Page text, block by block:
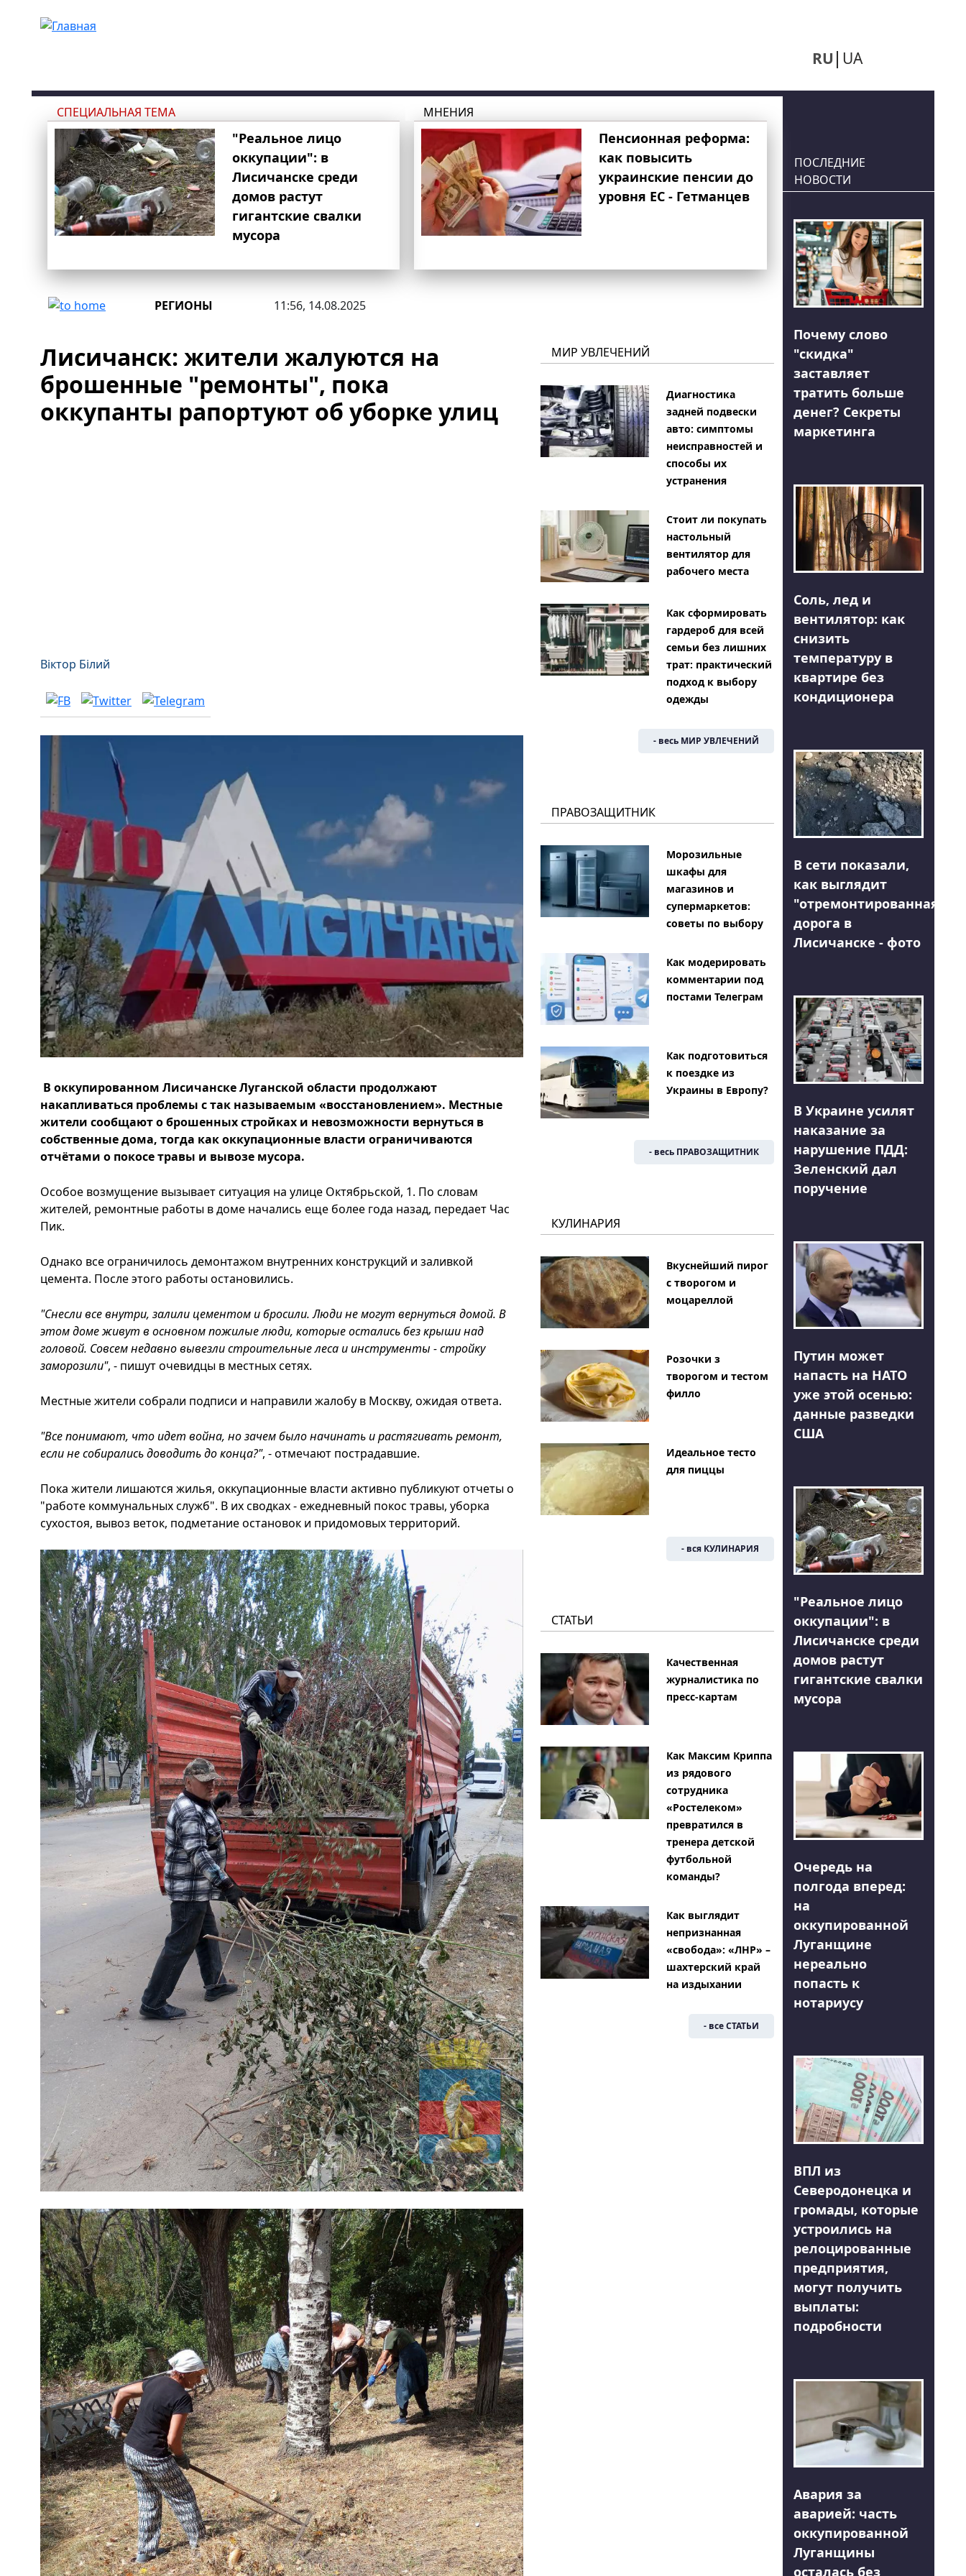
RU UA
СПЕЦИАЛЬНАЯ ТЕМА
"Реальное лицо
оккупации": в
Лисичанске среди
домов растут
гигантские свалки
мусора
МНЕНИЯ
Пенсионная реформа:
как повысить
украинские пенсии до
уровня ЕС - Гетманцев
РЕГИОНЫ 11:56, 14.08.2025
Лисичанск: жители жалуются на
брошенные "ремонты", пока
оккупанты рапортуют об уборке улиц
Віктор Білий
В оккупированном Лисичанске Луганской области продолжают
накапливаться проблемы с так называемым «восстановлением». Местные
жители сообщают о брошенных стройках и невозможности вернуться в
собственные дома, тогда как оккупационные власти ограничиваются
отчётами о покосе травы и вывозе мусора.
Особое возмущение вызывает ситуация на улице Октябрьской, 1. По словам
жителей, ремонтные работы в доме начались еще более года назад, передает Час
Пик.
Однако все ограничилось демонтажом внутренних конструкций и заливкой
цемента. После этого работы остановились.
"Снесли все внутри, залили цементом и бросили. Люди не могут вернуться домой. В
этом доме живут в основном пожилые люди, которые остались без крыши над
головой. Совсем недавно вывезли строительные леса и инструменты - стройку
заморозили", - пишут очевидцы в местных сетях.
Местные жители собрали подписи и направили жалобу в Москву, ожидая ответа.
"Все понимают, что идет война, но зачем было начинать и растягивать ремонт,
если не собирались доводить до конца?", - отмечают пострадавшие.
Пока жители лишаются жилья, оккупационные власти активно публикуют отчеты о
"работе коммунальных служб". В их сводках - ежедневный покос травы, уборка
сухостоя, вывоз веток, подметание остановок и придомовых территорий.
МИР УВЛЕЧЕНИЙ
Диагностика
задней подвески
авто: симптомы
неисправностей и
способы их
устранения
Стоит ли покупать
настольный
вентилятор для
рабочего места
Как сформировать
гардероб для всей
семьи без лишних
трат: практический
подход к выбору
одежды
- весь МИР УВЛЕЧЕНИЙ
ПРАВОЗАЩИТНИК
Морозильные
шкафы для
магазинов и
супермаркетов:
советы по выбору
Как модерировать
комментарии под
постами Телеграм
Как подготовиться
к поездке из
Украины в Европу?
- весь ПРАВОЗАЩИТНИК
КУЛИНАРИЯ
Вкуснейший пирог
с творогом и
моцареллой
Розочки з
творогом и тестом
филло
Идеальное тесто
для пиццы
- вся КУЛИНАРИЯ
СТАТЬИ
Качественная
журналистика по
пресс-картам
Как Максим Криппа
из рядового
сотрудника
«Ростелеком»
превратился в
тренера детской
футбольной
команды?
Как выглядит
непризнанная
«свобода»: «ЛНР» –
шахтерский край
на издыхании
- все СТАТЬИ
ПОСЛЕДНИЕ
НОВОСТИ
Почему слово
"скидка"
заставляет
тратить больше
денег? Секреты
маркетинга
Соль, лед и
вентилятор: как
снизить
температуру в
квартире без
кондиционера
В сети показали,
как выглядит
"отремонтированная"
дорога в
Лисичанске - фото
В Украине усилят
наказание за
нарушение ПДД:
Зеленский дал
поручение
Путин может
напасть на НАТО
уже этой осенью:
данные разведки
США
"Реальное лицо
оккупации": в
Лисичанске среди
домов растут
гигантские свалки
мусора
Очередь на
полгода вперед:
на
оккупированной
Луганщине
нереально
попасть к
нотариусу
ВПЛ из
Северодонецка и
громады, которые
устроились на
релоцированные
предприятия,
могут получить
выплаты:
подробности
Авария за
аварией: часть
оккупированной
Луганщины
осталась без